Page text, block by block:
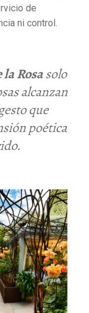
de
ni control.
Rosasolo
alcanzan
que
poética